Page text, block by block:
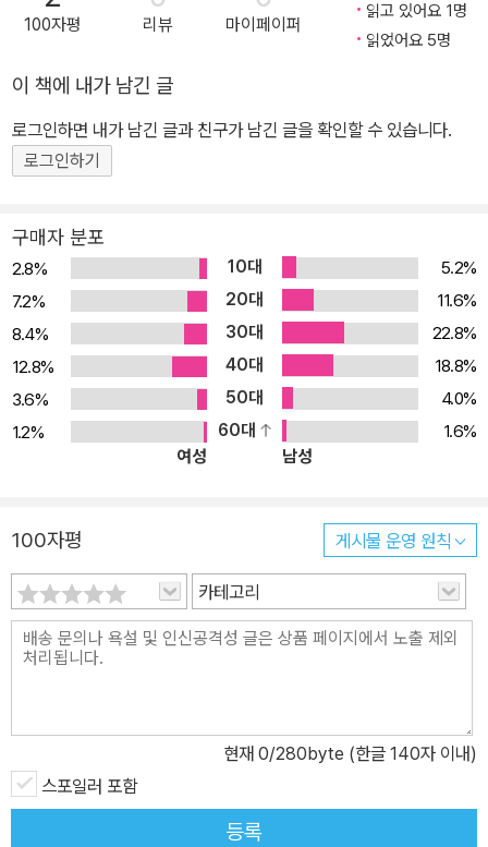
100자평 리뷰 마이페이퍼
읽고 있어요 1명
읽었어요 5명
이 책에 내가 남긴 글
로그인하면 내가 남긴 글과 친구가 남긴 글을 확인할 수 있습니다.
로그인하기
구매자 분포
2.8% 10대
5.2%
7.2%
20대
11.6%
8.4%
30대
22.8%
12.8%
40대
18.8%
3.6%
50대
4.0%
1.2%
60대
1.6%
여성
남성
100자평 게시물 운영 원칙
카테고리
현재 0/280byte (한글 140자 이내)
스포일러 포함
등록